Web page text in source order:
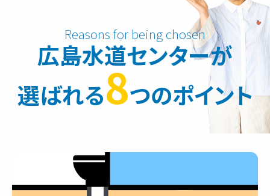
広島水道センターが
選ばれる8つのポイント